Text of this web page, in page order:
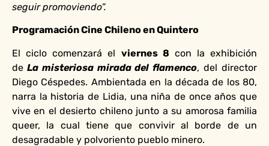
seguir promoviendo”.
Programación Cine Chileno en Quintero
El ciclo comenzará el viernes 8 con la exhibición
de La misteriosa mirada del flamenco, del director
Diego Céspedes. Ambientada en la década de los 80,
narra la historia de Lidia, una niña de once años que
vive en el desierto chileno junto a su amorosa familia
queer, la cual tiene que convivir al borde de un
desagradable y polvoriento pueblo minero.